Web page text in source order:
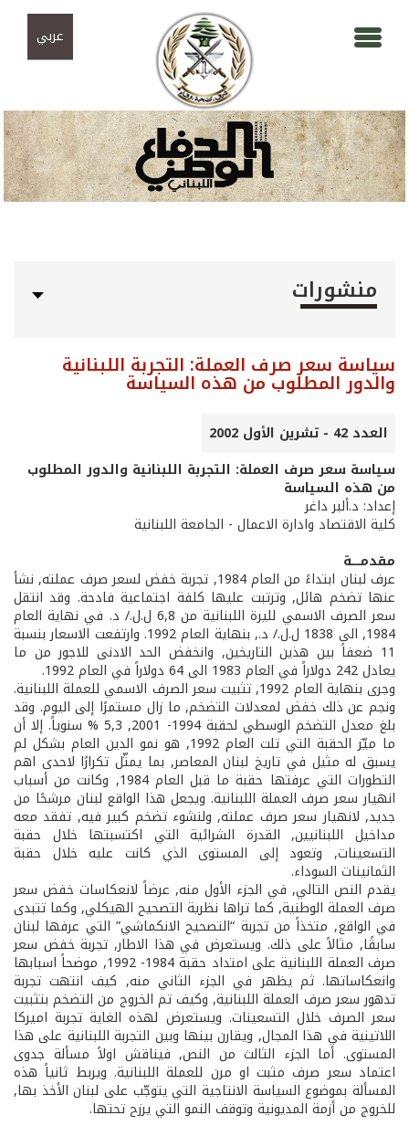
عربي
منشورات
سياسة سعر صرف العملة: التجربة اللبنانية
والدور المطلوب من هذه السياسة
العدد 42 - تشرين الأول 2002
سياسة سعر صرف العملة: التجربة اللبنانية والدور المطلوب
من هذه السياسة
إعداد: د.ألبر داغر
كلية الاقتصاد وادارة الاعمال - الجامعة اللبنانية
مقدمـــــة
عرف لبنان ابتداءً من العام 1984, تجربة خفض لسعر صرف عملته, نشأ
عنها تضخم هائل, وترتبت عليها كلفة اجتماعية فادحة. وقد انتقل
سعر الصرف الاسمي لليرة اللبنانية من 6,8 ل.ل./ د. في نهاية العام
1984, الى 1838 ل.ل./ د., بنهاية العام 1992. وارتفعت الاسعار بنسبة
11 ضعفاً بين هذين التاريخين, وانخفض الحد الادنى للاجور من ما
يعادل 242 دولاراً في العام 1983 الى 64 دولاراً في العام 1992.
وجرى بنهاية العام 1992, تثبيت سعر الصرف الاسمي للعملة اللبنانية.
ونجم عن ذلك خفض لمعدلات التضخم, ما زال مستمرًا إلى اليوم. وقد
بلغ معدل التضخم الوسطي لحقبة 1994-­ 2001, 5,3 % سنوياً. إلا أن
ما ميّز الحقبة التي تلت العام 1992, هو نمو الدين العام بشكل لم
يسبق له مثيل في تاريخ لبنان المعاصر, بما يمثّل تكرارًا لاحدى اهم
التطورات التي عرفتها حقبة ما قبل العام 1984, وكانت من أسباب
انهيار سعر صرف العملة اللبنانية. ويجعل هذا الواقع لبنان مرشحًا من
جديد, لانهيار سعر صرف عملته, ولنشوء تضخم كبير فيه, تفقد معه
مداخيل اللبنانيين, القدرة الشرائية التي اكتسبتها خلال حقبة
التسعينات, وتعود إلى المستوى الذي كانت عليه خلال حقبة
الثمانينات السوداء.
يقدم النص التالي, في الجزء الأول منه, عرضاً لانعكاسات خفض سعر
صرف العملة الوطنية, كما تراها نظرية التصحيح الهيكلي, وكما تتبدى
في الواقع, متخذاً من تجربة “التصحيح الانكماشي” التي عرفها لبنان
سابقًا, مثالاً على ذلك. ويستعرض في هذا الاطار, تجربة خفض سعر
صرف العملة اللبنانية على امتداد حقبة 1984-­ 1992, موضحاً اسبابها
وانعكاساتها. ثم يظهر في الجزء الثاني منه, كيف انتهت تجربة
تدهور سعر صرف العملة اللبنانية, وكيف تم الخروج من التضخم بتثبيت
سعر الصرف خلال التسعينات. ويستعرض لهذه الغاية تجربة اميركا
اللاتينية في هذا المجال, ويقارن بينها وبين التجربة اللبنانية على هذا
المستوى. أما الجزء الثالث من النص, فيناقش اولاً مسألة جدوى
اعتماد سعر صرف مثبت او مرن للعملة اللبنانية. ويربط ثانياً هذه
المسألة بموضوع السياسة الانتاجية التي يتوجّب على لبنان الأخذ بها,
للخروج من أزمة المديونية وتوقف النمو التي يرزح تحتها.